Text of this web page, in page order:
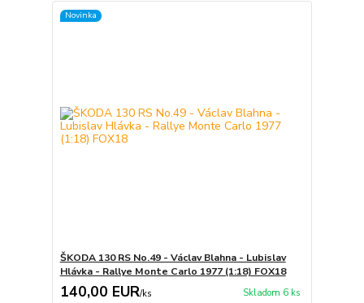
Novinka
ŠKODA 130 RS No.49 - Václav Blahna - Lubislav
Hlávka - Rallye Monte Carlo 1977 (1:18) FOX18
140,00 EUR/ks Skladom 6 ks